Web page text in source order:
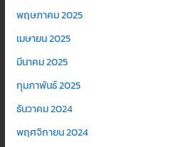
พฤษภาคม 2025
เมษายน 2025
มีนาคม 2025
กุมภาพันธ์ 2025
ธันวาคม 2024
พฤศจิกายน 2024